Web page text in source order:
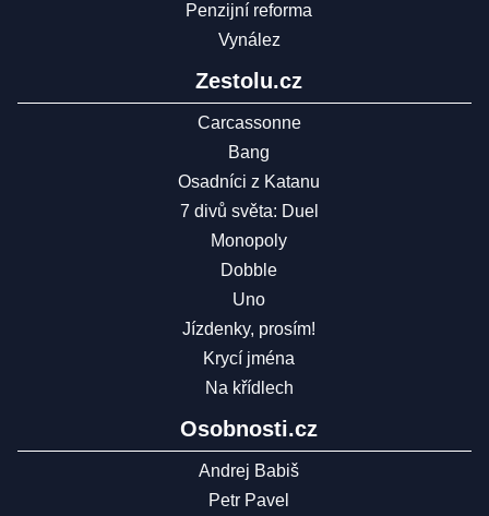
Penzijní reforma
Vynález
Zestolu.cz
Carcassonne
Bang
Osadníci z Katanu
7 divů světa: Duel
Monopoly
Dobble
Uno
Jízdenky, prosím!
Krycí jména
Na křídlech
Osobnosti.cz
Andrej Babiš
Petr Pavel